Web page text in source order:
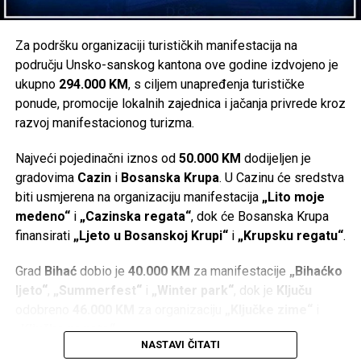
autobuse sa namjerom da se mogu propustiti vozila iz
Ova godina iskorištena je u Nacionalnom parku Una za
infrastrukturne radove i pripreme za doček sezone, a
same vremenske prilike nisu pogodovale turizmu jer je
bilo hladno uz kišu i osjetno kašnjenje dolaska ljepšeg
Od 2008. godine Vlada FBiH je NP-u Una usmjerila 10,5
miliona KM, a u ovom mandatu čak 3.250.000 KM
– Ipak, bez obzira na vremenske prilike, pa čak i ove
nismo osjetili smanjenje broja dolazaka u NP Una kako
smo se plašili. Prema dosadašnjim pokazateljima, opet
otvorimo park za sve one koji su dolazili da proslave Prvi
Za podršku organizaciji turističkih manifestacija na
području Unsko-sanskog kantona ove godine izdvojeno je
ukupno 294.000 KM, s ciljem unapređenja turističke
ponude, promocije lokalnih zajednica i jačanja privrede kroz
razvoj manifestacionog turizma.
Najveći pojedinačni iznos od 50.000 KM dodijeljen je
gradovima Cazini Bosanska Krupa. U Cazinu će sredstva
biti usmjerena na organizaciju manifestacija „Lito moje
medeno“i „Cazinska regata“, dok će Bosanska Krupa
finansirati „Ljeto u Bosanskoj Krupi“i „Krupsku regatu“.
Grad Bihaćdobio je 40.000 KM za manifestacije „Bihaćko
ljeto“, „Summerfest“i „Winter park“, dok je Ključu
„Ključke regate“.
NASTAVI ČITATI